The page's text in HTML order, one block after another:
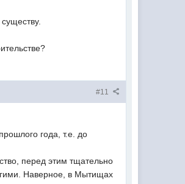
#11
года, т.е. до
перед этим тщательно
Наверное, в Мытищах